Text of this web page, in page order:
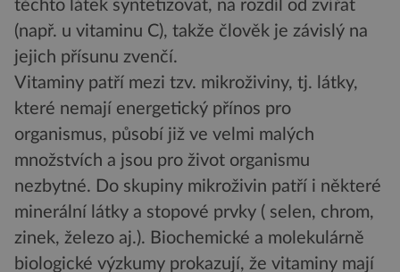
těchto látek syntetizovat, na rozdíl od zvířat
(např. u vitaminu C), takže člověk je závislý na
jejich přísunu zvenčí.
Vitaminy patří mezi tzv. mikroživiny, tj. látky,
které nemají energetický přínos pro
organismus, působí již ve velmi malých
množstvích a jsou pro život organismu
nezbytné. Do skupiny mikroživin patří i některé
minerální látky a stopové prvky ( selen, chrom,
zinek, železo aj.). Biochemické a molekulárně
biologické výzkumy prokazují, že vitaminy mají